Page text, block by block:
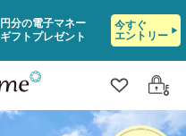
円分の電子マネー
ギフトプレゼント
今すぐ
エントリー
クリップ
ログ